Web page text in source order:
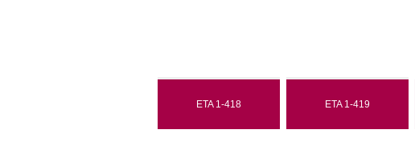
ETA 1-418 ETA 1-419